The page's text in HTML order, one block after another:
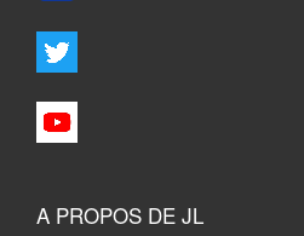
A PROPOS DE JL